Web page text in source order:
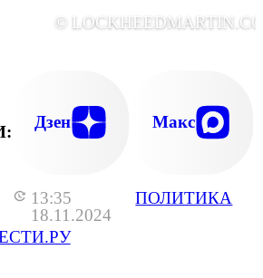
13:35
18.11.2024
ПОЛИТИКА
©
Дзен Макс